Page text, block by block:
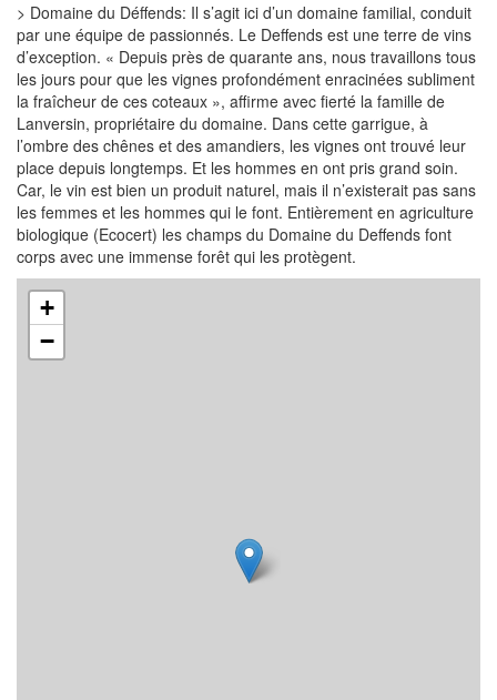
> Domaine du Déffends: Il s’agit ici d’un domaine familial, conduit
par une équipe de passionnés. Le Deffends est une terre de vins
d’exception. « Depuis près de quarante ans, nous travaillons tous
les jours pour que les vignes profondément enracinées subliment
la fraîcheur de ces coteaux », affirme avec fierté la famille de
Lanversin, propriétaire du domaine. Dans cette garrigue, à
l’ombre des chênes et des amandiers, les vignes ont trouvé leur
place depuis longtemps. Et les hommes en ont pris grand soin.
Car, le vin est bien un produit naturel, mais il n’existerait pas sans
les femmes et les hommes qui le font. Entièrement en agriculture
biologique (Ecocert) les champs du Domaine du Deffends font
corps avec une immense forêt qui les protègent.
+
−